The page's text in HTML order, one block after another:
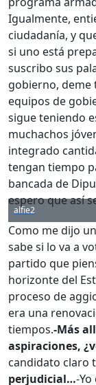
Igualmente,
ciudadanía, y
si uno está
suscribo sus
gobierno, deme
equipos de
sigue teniendo
muchachos
integrado
tengan tiempo
bancada de
espero que así
alfie2
Como me dijo
sabe si lo va a
partido que
horizonte del
proceso de
era una
tiempos.-Más
aspiraciones,
candidato claro
perjudicial…-